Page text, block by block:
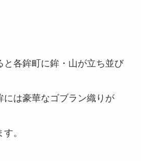
と各鉾町に鉾・山が立ち並び
には豪華なゴブラン織りが
。